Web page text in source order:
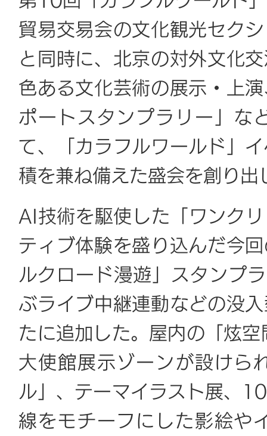
貿易交易会の文化観光セク
と同時に、北京の対外文化
色ある文化芸術の展示・上
ポートスタンプラリー」な
て、「カラフルワールド」
積を兼ね備えた盛会を創り出
AI技術を駆使した「ワンク
ティブ体験を盛り込んだ今
ルクロード漫遊」スタンプ
ぶライブ中継連動などの没
たに追加した。屋内の「炫
大使館展示ゾーンが設けら
ル」、テーマイラスト展、
線をモチーフにした影絵や